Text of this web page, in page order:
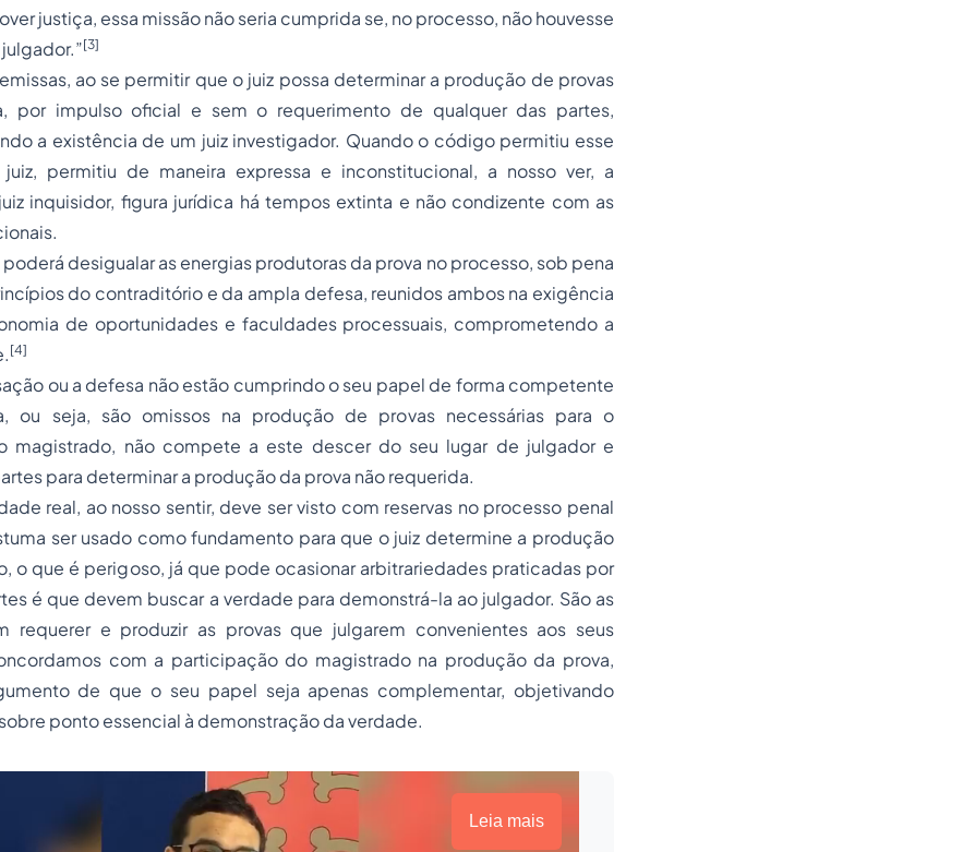
justiça, essa missão não seria cumprida se, no processo, não houvesse
[3]
ao se permitir que o juiz possa determinar a produção de provas
por impulso oficial e sem o requerimento de qualquer das partes,
a existência de um juiz investigador. Quando o código permitiu esse
permitiu de maneira expressa e inconstitucional, a nosso ver, a
inquisidor, figura jurídica há tempos extinta e não condizente com as
poderá desigualar as energias produtoras da prova no processo, sob pena
do contraditório e da ampla defesa, reunidos ambos na exigência
de oportunidades e faculdades processuais, comprometendo a
[4]
ou a defesa não estão cumprindo o seu papel de forma competente
ou seja, são omissos na produção de provas necessárias para o
magistrado, não compete a este descer do seu lugar de julgador e
para determinar a produção da prova não requerida.
real, ao nosso sentir, deve ser visto com reservas no processo penal
ser usado como fundamento para que o juiz determine a produção
o que é perigoso, já que pode ocasionar arbitrariedades praticadas por
é que devem buscar a verdade para demonstrá-la ao julgador. São as
requerer e produzir as provas que julgarem convenientes aos seus
com a participação do magistrado na produção da prova,
de que o seu papel seja apenas complementar, objetivando
ponto essencial à demonstração da verdade.
Leia mais